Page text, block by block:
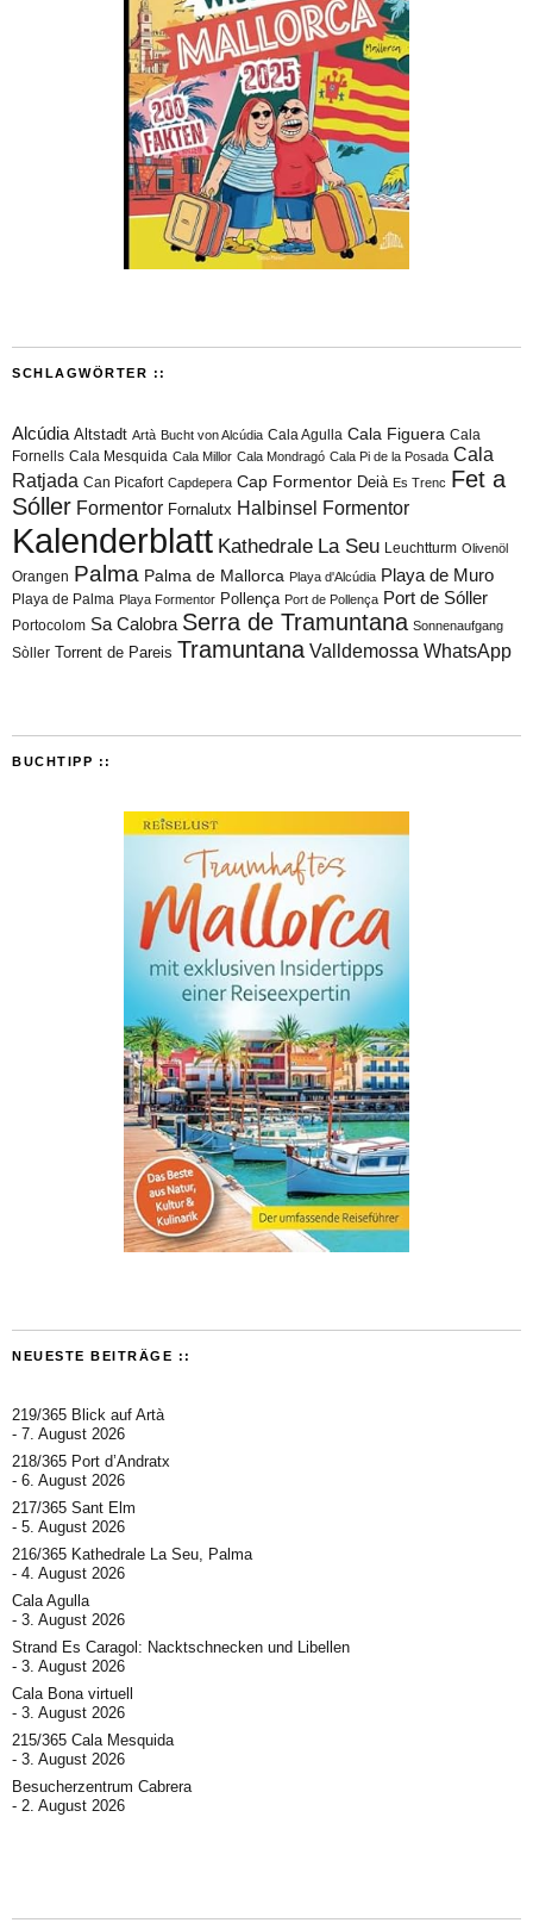
SCHLAGWÖRTER ::
Alcúdia Altstadt Artà Bucht von Alcúdia Cala Agulla Cala Figuera Cala
Fornells Cala Mesquida Cala Millor Cala Mondragó Cala Pi de la Posada Cala
Ratjada Can Picafort Capdepera Cap Formentor Deià Es Trenc Fet a
Sóller Formentor Fornalutx Halbinsel Formentor
Kalenderblatt Kathedrale La Seu Leuchtturm Olivenöl
Orangen Palma Palma de Mallorca Playa d'Alcúdia Playa de Muro
Playa de Palma Playa Formentor Pollença Port de Pollença Port de Sóller
Portocolom Sa Calobra Serra de Tramuntana Sonnenaufgang
Sòller Torrent de Pareis Tramuntana Valldemossa WhatsApp
BUCHTIPP ::
NEUESTE BEITRÄGE ::
219/365 Blick auf Artà
7. August 2026
218/365 Port d’Andratx
6. August 2026
217/365 Sant Elm
5. August 2026
216/365 Kathedrale La Seu, Palma
4. August 2026
Cala Agulla
3. August 2026
Strand Es Caragol: Nacktschnecken und Libellen
3. August 2026
Cala Bona virtuell
3. August 2026
215/365 Cala Mesquida
3. August 2026
Besucherzentrum Cabrera
2. August 2026